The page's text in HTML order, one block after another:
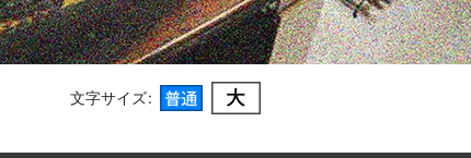
文字サイズ: